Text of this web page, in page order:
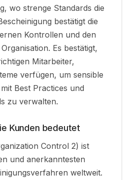
, wo strenge Standards die
bestätigt die
Kontrollen und den
Es bestätigt,
Mitarbeiter,
verfügen, um sensible
Best Practices und
zu verwalten.
Kunden bedeutet
Control 2) ist
und anerkanntesten
weltweit.